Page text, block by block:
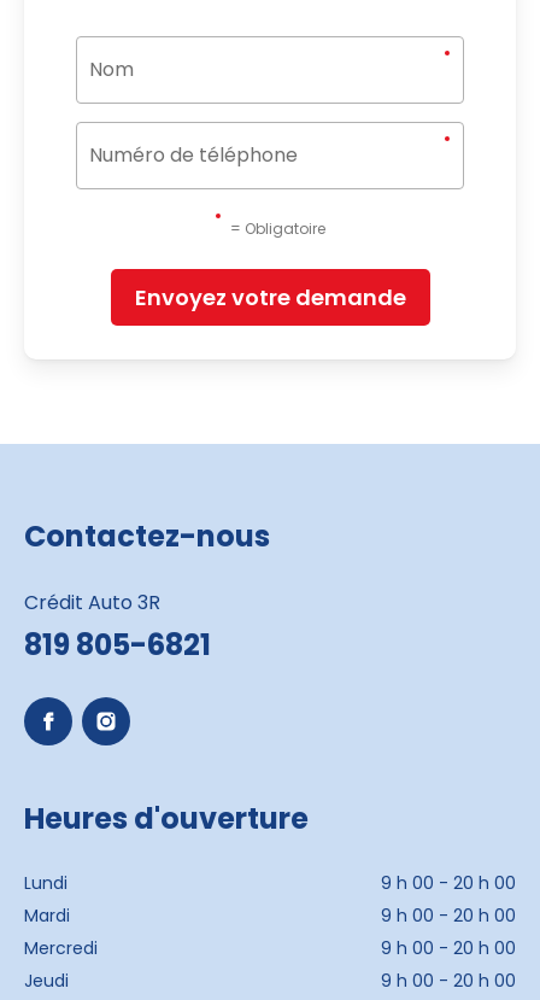
= Obligatoire
Envoyez votre demande
Contactez-nous
Crédit Auto 3R
819 805-6821
Heures d'ouverture
Lundi
9 h 00 - 20 h 00
Mardi
9 h 00 - 20 h 00
Mercredi
9 h 00 - 20 h 00
Jeudi
9 h 00 - 20 h 00